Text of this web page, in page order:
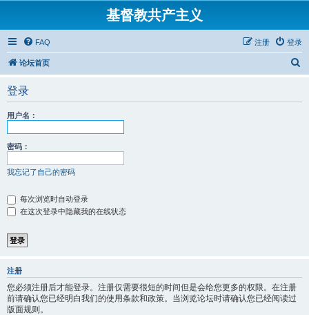
基督教共产主义
FAQ 登录
注册
论坛首页
登录
用户名：
密码：
我忘记了自己的密码
每次浏览时自动登录
在这次登录中隐藏我的在线状态
注册
您必须注册后才能登录。注册仅需要很短的时间但是会给您更多的权限。在注册
前请确认您已经明白我们的使用条款和政策。当浏览论坛时请确认您已经阅读过
版面规则。